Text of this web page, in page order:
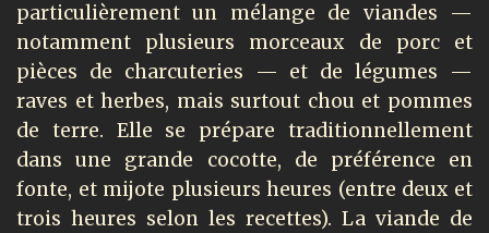
particulièrement un mélange de viandes —
notamment plusieurs morceaux de porc et
pièces de charcuteries — et de légumes —
raves et herbes, mais surtout chou et pommes
de terre. Elle se prépare traditionnellement
dans une grande cocotte, de préférence en
fonte, et mijote plusieurs heures (entre deux et
trois heures selon les recettes). La viande de